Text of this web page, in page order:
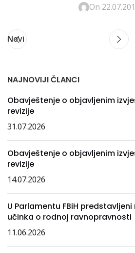
On
Novi
NAJNOVIJI ČLANCI
Obavještenje o objavljenim
revizije
31.07.2026
Obavještenje o objavljenim
revizije
14.07.2026
U Parlamentu FBiH
učinka o rodnoj ravnopravnosti
11.06.2026